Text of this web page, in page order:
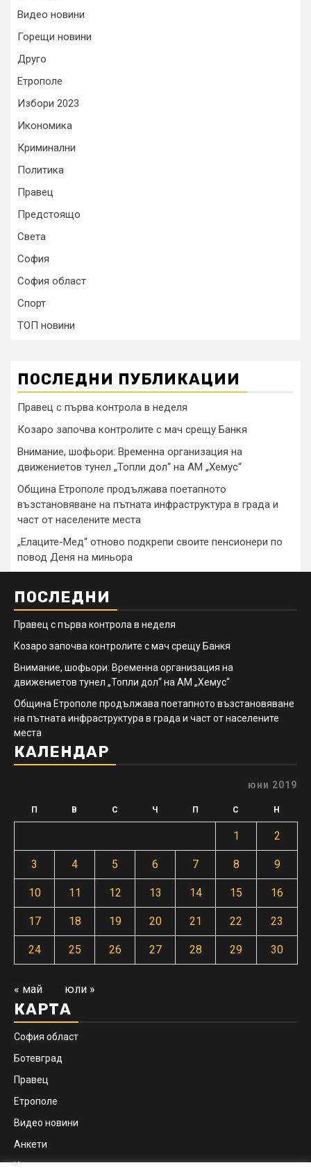
Видео новини
Горещи новини
Друго
Етрополе
Избори 2023
Икономика
Криминални
Политика
Правец
Предстоящо
Света
София
София област
Спорт
ТОП новини
ПОСЛЕДНИ ПУБЛИКАЦИИ
Правец с първа контрола в неделя
Козаро започва контролите с мач срещу Банкя
Внимание, шофьори: Временна организация на
движениетов тунел „Топли дол“ на АМ „Хемус“
Община Етрополе продължава поетапното
възстановяване на пътната инфраструктура в града и
част от населените места
„Елаците-Мед“ отново подкрепи своите пенсионери по
повод Деня на миньора
ПОСЛЕДНИ
Правец с първа контрола в неделя
Козаро започва контролите с мач срещу Банкя
Внимание, шофьори: Временна организация на
движениетов тунел „Топли дол“ на АМ „Хемус“
Община Етрополе продължава поетапното възстановяване
на пътната инфраструктура в града и част от населените
места
КАЛЕНДАР
юни 2019
П В С Ч П С Н
1 2
3 4 5 6 7 8 9
10 11 12 13 14 15 16
17 18 19 20 21 22 23
24 25 26 27 28 29 30
« май юли »
КАРТА
София област
Ботевград
Правец
Етрополе
Видео новини
Анкети
Контакти